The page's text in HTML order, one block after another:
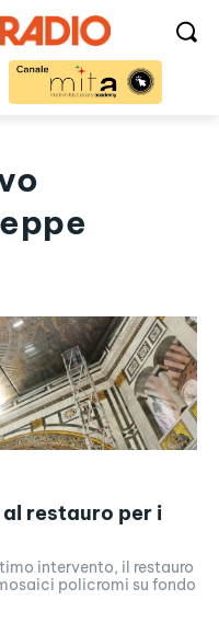
restauro per i
intervento, il restauro
policromi su fondo